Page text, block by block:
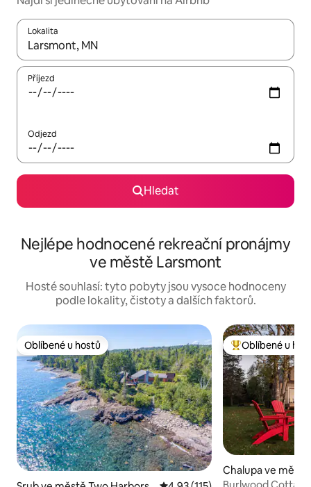
Lokalita
Až budou výsledky k dispozici, můžeš si je procházet pomocí
Příjezd
Odjezd
Hledat
Nejlépe hodnocené rekreační pronájmy
ve městě Larsmont
Hosté souhlasí: tyto pobyty jsou vysoce hodnoceny
podle lokality, čistoty a dalších faktorů.
Oblíbené u hostů
Oblíbené u hostů Nejlepší v
Oblíbené u
Chalupa ve
ors